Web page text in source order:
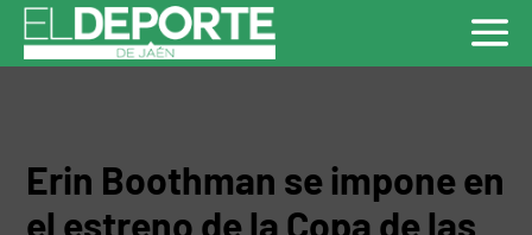
Erin Boothman se impone en
el estreno de la Copa de las